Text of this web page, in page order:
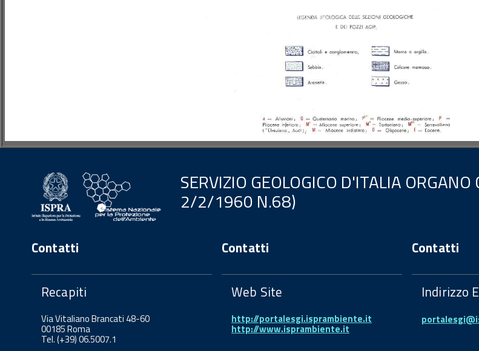
SERVIZIO GEOLOGICO D'ITALIA
2/2/1960 N.68)
Contatti
Recapiti
Via Vitaliano Brancati 48-60
00185 Roma
Tel. (+39) 06.5007.1
Contatti
Web Site
http://portalesgi.isprambiente.it
http://www.isprambiente.it
Contatti
Indirizzo